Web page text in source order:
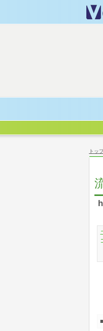
トッ